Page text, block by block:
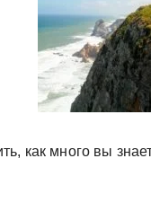
как много вы